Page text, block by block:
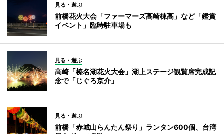
見る・遊ぶ
前橋花火大会「ファーマーズ高崎棟高」など「鑑賞
イベント」臨時駐車場も
見る・遊ぶ
高崎「榛名湖花火大会」湖上ステージ観覧席完成記
念で「じぐろ京介」
見る・遊ぶ
前橋「赤城山らんたん祭り」ランタン600個、台湾